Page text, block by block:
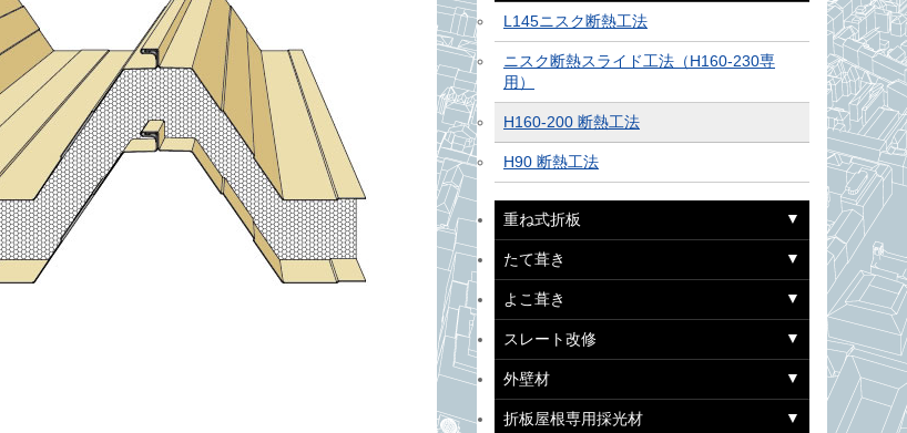
L145ニスク断熱工法
ニスク断熱スライド工法（H160-230専
用）
H160-200 断熱工法
H90 断熱工法
重ね式折板
たて葺き
よこ葺き
スレート改修
外壁材
折板屋根専用採光材